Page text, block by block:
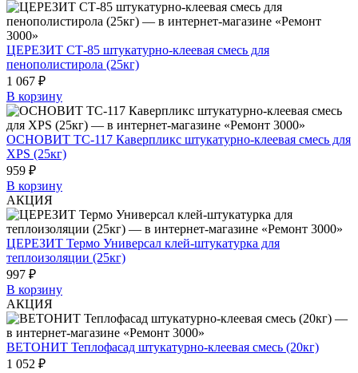
ЦЕРЕЗИТ СТ-85 штукатурно-клеевая смесь для
пенополистирола (25кг)
1 067 ₽
В корзину
ОСНОВИТ ТС-117 Каверпликс штукатурно-клеевая смесь для
XPS (25кг)
959 ₽
В корзину
АКЦИЯ
ЦЕРЕЗИТ Термо Универсал клей-штукатурка для
теплоизоляции (25кг)
997 ₽
В корзину
АКЦИЯ
ВЕТОНИТ Теплофасад штукатурно-клеевая смесь (20кг)
1 052 ₽